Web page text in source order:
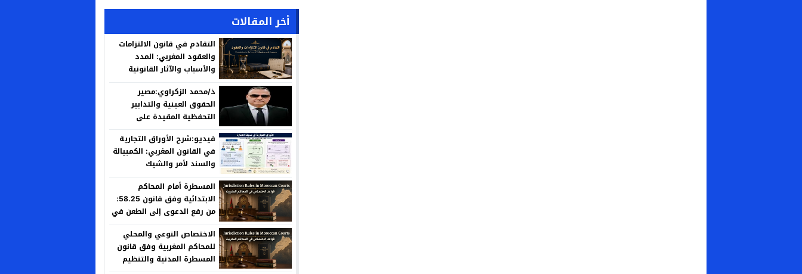
أخر المقالات
التقادم في قانون الالتزامات
والعقود المغربي: المدد
والأسباب والآثار القانونية
ذ/محمد الزكراوي:مصير
الحقوق العينية والتدابير
التحفظية المقيدة على
المنفعة العامة
فيديو:شرح الأوراق التجارية
في القانون المغربي: الكمبيالة
والسند لأمر والشيك
المسطرة أمام المحاكم
الابتدائية وفق قانون 58.25:
من رفع الدعوى إلى الطعن في
الاختصاص النوعي والمحلي
للمحاكم المغربية وفق قانون
المسطرة المدنية والتنظيم